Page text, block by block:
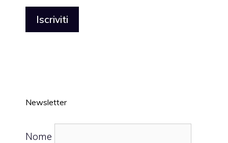
Newsletter
Nome